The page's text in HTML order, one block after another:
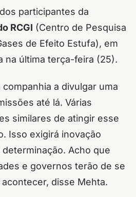
participantes da
RCGI (Centro de Pesquisa
de Efeito Estufa), em
na última terça-feira (25).
a divulgar uma
até lá. Várias
similares de atingir esse
Isso exigirá inovação
Acho que
e governos terão de se
disse Mehta.